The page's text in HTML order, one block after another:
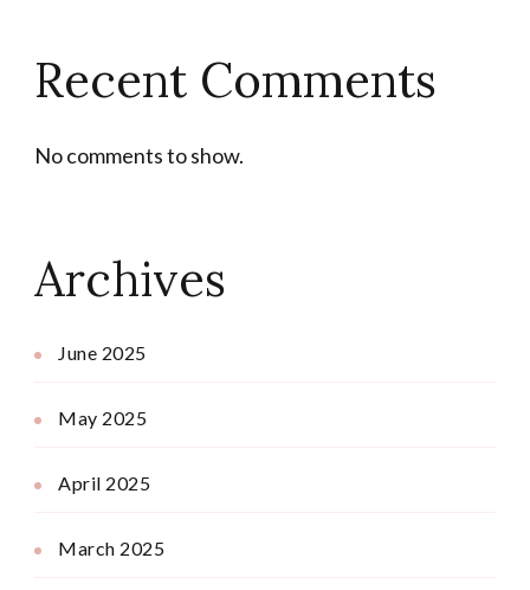
Recent Comments
No comments to show.
Archives
June 2025
May 2025
April 2025
March 2025